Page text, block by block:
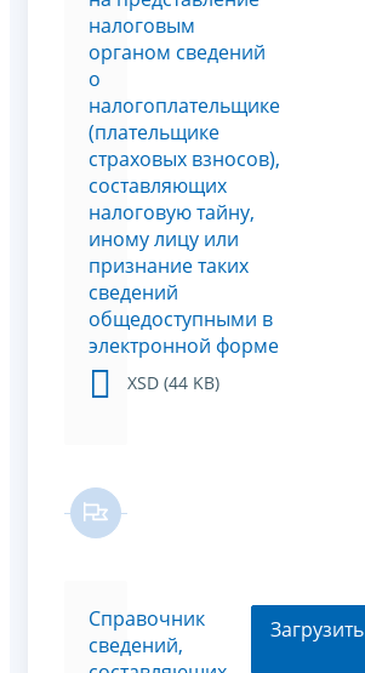
налоговым
органом сведений
о
налогоплательщике
(плательщике
страховых взносов),
составляющих
налоговую тайну,
иному лицу или
признание таких
сведений
общедоступными в
электронной форме
XSD (44 KB)
Справочник
сведений,
Загрузить